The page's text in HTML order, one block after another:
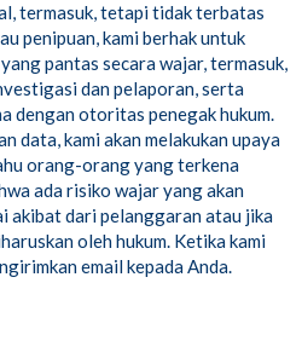
termasuk, tetapi tidak terbatas
penipuan, kami berhak untuk
pantas secara wajar, termasuk,
dan pelaporan, serta
dengan otoritas penegak hukum.
data, kami akan melakukan upaya
orang-orang yang terkena
ada risiko wajar yang akan
akibat dari pelanggaran atau jika
oleh hukum. Ketika kami
email kepada Anda.